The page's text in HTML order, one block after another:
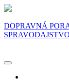
DOPRAVNÁ
SPRAVODAJSTVO